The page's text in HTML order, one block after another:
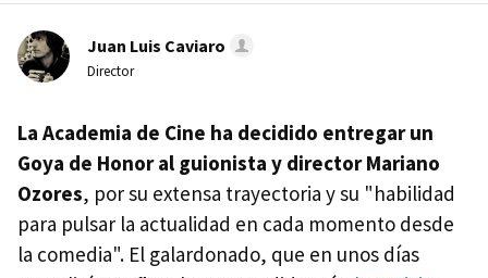
Juan Luis Caviaro
Director
La Academia de Cine ha decidido entregar un
Goya de Honor al guionista y director Mariano
Ozores, por su extensa trayectoria y su "habilidad
para pulsar la actualidad en cada momento desde
la comedia". El galardonado, que en unos días